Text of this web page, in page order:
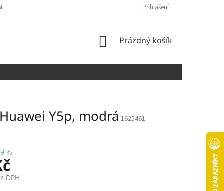
ÚDAJŮ Přihlášení
NÁKUPNÍ
Prázdný košík
Y5p, modrá 1625461
%
DPH